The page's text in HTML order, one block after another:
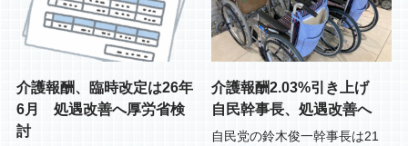
介護報酬、臨時改定は26年
6月 処遇改善へ厚労省検
討
介護報酬2.03%引き上げ
自民幹事長、処遇改善へ
自民党の鈴木俊一幹事長は21